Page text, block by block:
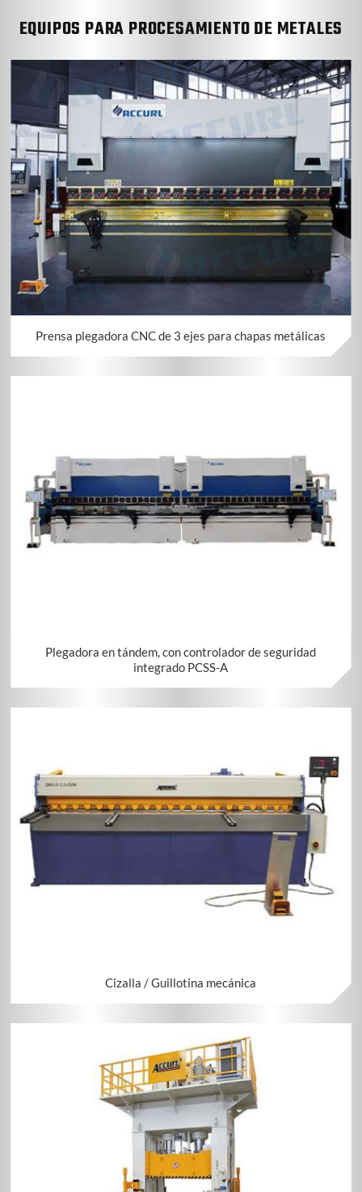
EQUIPOS PARA PROCESAMIENTO DE METALES
Prensa plegadora CNC de 3 ejes para chapas metálicas
Plegadora en tándem, con controlador de seguridad
integrado PCSS-A
Cizalla / Guillotina mecánica